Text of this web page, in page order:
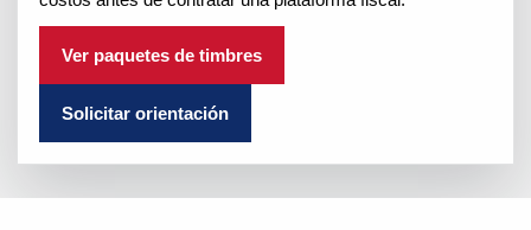
Ver paquetes de timbres
Solicitar orientación